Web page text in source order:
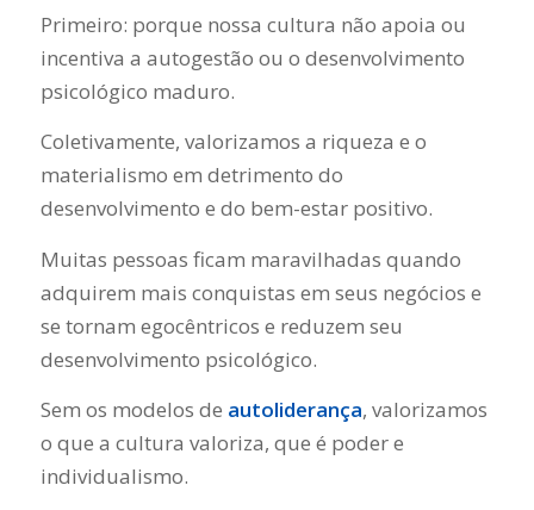
Primeiro: porque nossa cultura não apoia ou
incentiva a autogestão ou o desenvolvimento
psicológico maduro.
Coletivamente, valorizamos a riqueza e o
materialismo em detrimento do
desenvolvimento e do bem-estar positivo.
Muitas pessoas ficam maravilhadas quando
adquirem mais conquistas em seus negócios e
se tornam egocêntricos e reduzem seu
desenvolvimento psicológico.
Sem os modelos de autoliderança, valorizamos
o que a cultura valoriza, que é poder e
individualismo.